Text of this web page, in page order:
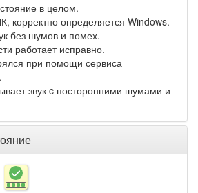
в целом.
корректно определяется Windows.
без шумов и помех.
работает исправно.
при помощи сервиса
звук c посторонними шумами и